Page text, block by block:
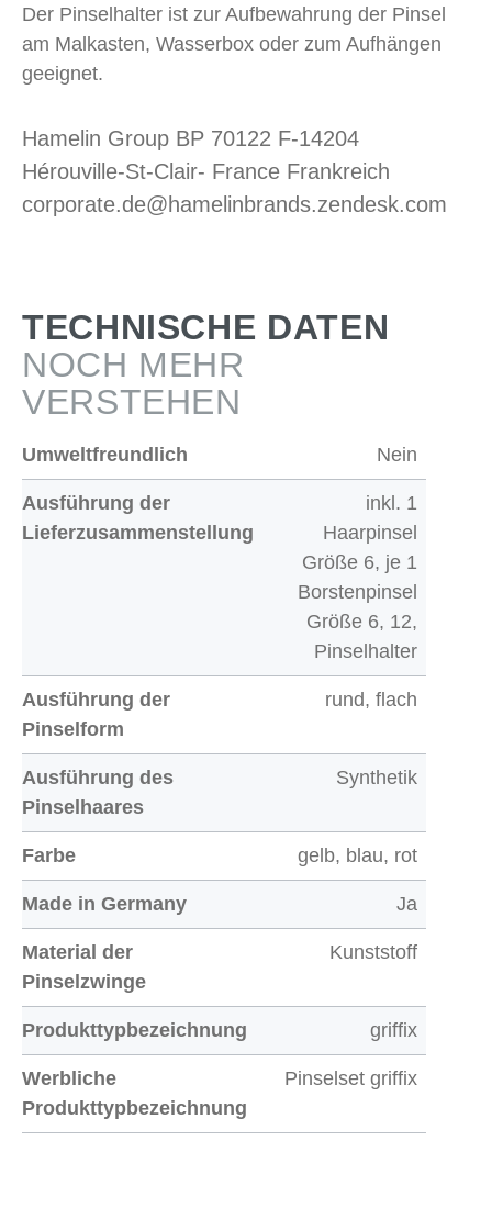
Der Pinselhalter ist zur Aufbewahrung der Pinsel
am Malkasten, Wasserbox oder zum Aufhängen
geeignet.
Hamelin Group BP 70122 F-14204
Hérouville-St-Clair- France Frankreich
corporate.de@hamelinbrands.zendesk.com
TECHNISCHE DATEN
NOCH MEHR
VERSTEHEN
Umweltfreundlich Nein
Ausführung der
Lieferzusammenstellung
inkl. 1
Haarpinsel
Größe 6, je 1
Borstenpinsel
Größe 6, 12,
Pinselhalter
Ausführung der
Pinselform
rund, flach
Ausführung des
Pinselhaares
Synthetik
Farbe gelb, blau, rot
Made in Germany Ja
Material der
Pinselzwinge
Kunststoff
Produkttypbezeichnung griffix
Werbliche
Produkttypbezeichnung
Pinselset griffix